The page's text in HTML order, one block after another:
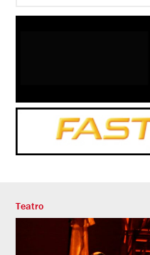
Teatro